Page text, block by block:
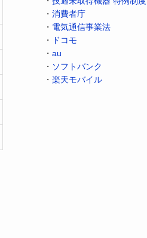
・ 消費者庁
・ 電気通信事業法
・
ドコモ
・ au
・ ソフトバンク
・ 楽天モバイル